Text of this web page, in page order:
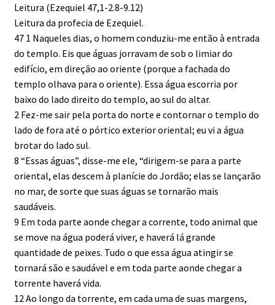
Leitura (Ezequiel 47,1-2.8-9.12)
Leitura da profecia de Ezequiel.
47 1 Naqueles dias, o homem conduziu-me então à entrada
do templo. Eis que águas jorravam de sob o limiar do
edifício, em direção ao oriente (porque a fachada do
templo olhava para o oriente). Essa água escorria por
baixo do lado direito do templo, ao sul do altar.
2 Fez-me sair pela porta do norte e contornar o templo do
lado de fora até o pórtico exterior oriental; eu vi a água
brotar do lado sul.
8 “Essas águas”, disse-me ele, “dirigem-se para a parte
oriental, elas descem à planície do Jordão; elas se lançarão
no mar, de sorte que suas águas se tornarão mais
saudáveis.
9 Em toda parte aonde chegar a corrente, todo animal que
se move na água poderá viver, e haverá lá grande
quantidade de peixes. Tudo o que essa água atingir se
tornará são e saudável e em toda parte aonde chegar a
torrente haverá vida.
12 Ao longo da torrente, em cada uma de suas margens,